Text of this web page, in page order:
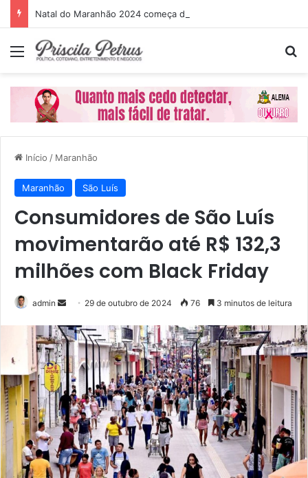
Natal do Maranhão 2024 começa dia 1º de dezembro
Menu
Início / Maranhão
Maranhão São Luís
Consumidores de São Luís
movimentarão até R$ 132,3
milhões com Black Friday
admin
n
d
e
u
m
e
-
m
a
29 de outubro de 2024 76 3 minutos de leitura